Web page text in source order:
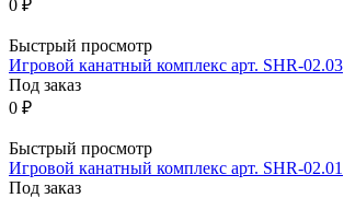
0 ₽
Быстрый просмотр
Игровой канатный комплекс арт. SHR-02.03
Под заказ
0 ₽
Быстрый просмотр
Игровой канатный комплекс арт. SHR-02.01
Под заказ